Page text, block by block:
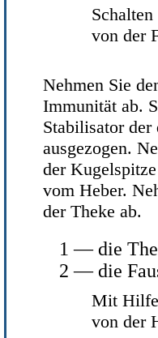
von der
Nehmen Sie
Immunität ab.
Stabilisator
ausgezogen.
der
vom Heber.
der Theke ab.
1 — die
2 — die
Mit Hilfe
von der